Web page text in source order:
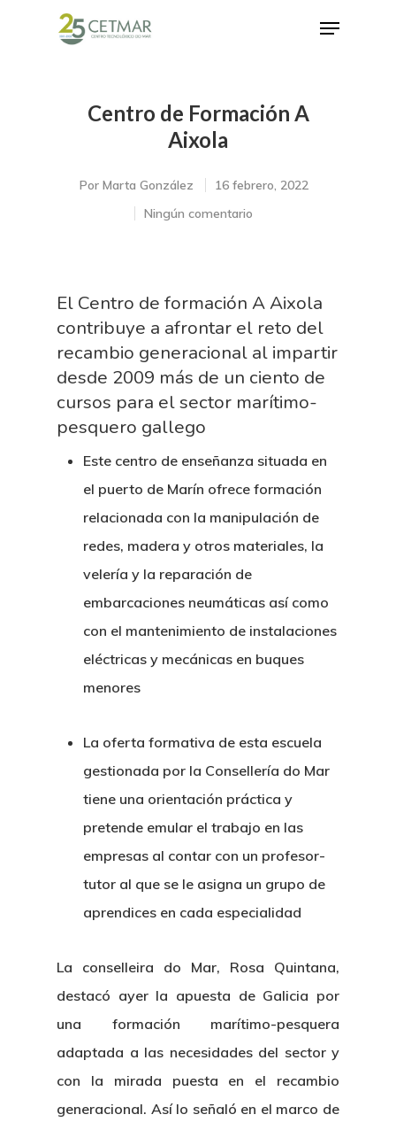
Hit enter to search or ESC to close
Centro de Formación A
Aixola
Por Marta González
16 febrero, 2022
Ningún comentario
El Centro de formación A Aixola
contribuye a afrontar el reto del
recambio generacional al impartir
desde 2009 más de un ciento de
cursos para el sector marítimo-
pesquero gallego
Este centro de enseñanza situada en
el puerto de Marín ofrece formación
relacionada con la manipulación de
redes, madera y otros materiales, la
velería y la reparación de
embarcaciones neumáticas así como
con el mantenimiento de instalaciones
eléctricas y mecánicas en buques
menores
La oferta formativa de esta escuela
gestionada por la Consellería do Mar
tiene una orientación práctica y
pretende emular el trabajo en las
empresas al contar con un profesor-
tutor al que se le asigna un grupo de
aprendices en cada especialidad
La conselleira do Mar, Rosa Quintana,
destacó ayer la apuesta de Galicia por
una formación marítimo-pesquera
adaptada a las necesidades del sector y
con la mirada puesta en el recambio
generacional. Así lo señaló en el marco de